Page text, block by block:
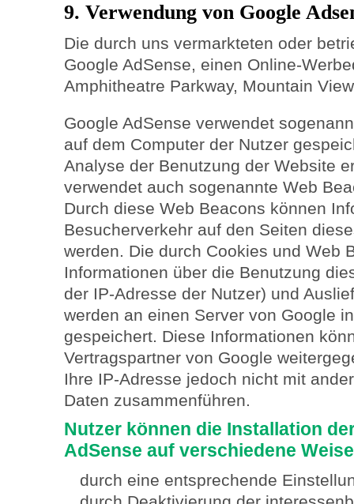
9. Verwendung von Google
Die durch uns vermarkteten oder
Google AdSense, einen Online-
Amphitheatre Parkway, Mountain
Google AdSense verwendet
auf dem Computer der Nutzer
Analyse der Benutzung der Website
verwendet auch sogenannte Web
Durch diese Web Beacons können
Besucherverkehr auf den Seiten
werden. Die durch Cookies und Web
Informationen über die Benutzung
der IP-Adresse der Nutzer) und
werden an einen Server von Google
gespeichert. Diese Informationen
Vertragspartner von Google
Ihre IP-Adresse jedoch nicht mit
Daten zusammenführen.
Nutzer können die Installation
AdSense auf verschiedene
durch eine entsprechende